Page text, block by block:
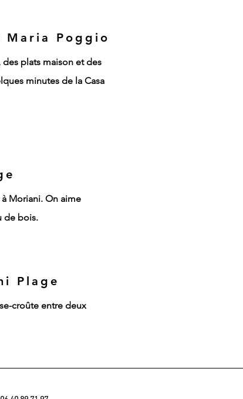
Maria Poggio
plats maison et des
minutes de la Casa
Moriani. On aime
de bois.
Plage
croûte entre deux